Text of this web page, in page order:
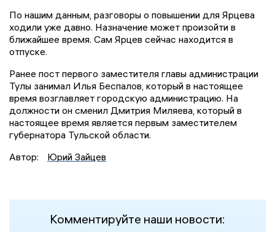
По нашим данным, разговоры о повышении для Ярцева
ходили уже давно. Назначение может произойти в
ближайшее время. Сам Ярцев сейчас находится в
отпуске.
Ранее пост первого заместителя главы администрации
Тулы занимал Илья Беспалов, который в настоящее
время возглавляет городскую администрацию. На
должности он сменил Дмитрия Миляева, который в
настоящее время является первым заместителем
губернатора Тульской области.
Автор:
Юрий Зайцев
Комментируйте наши новости: